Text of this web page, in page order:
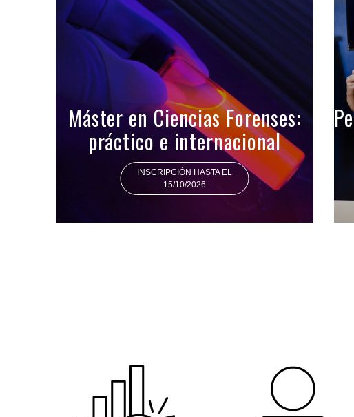
Máster en Ciencias Forenses:
práctico e internacional
INSCRIPCIÓN HASTA EL
15/10/2026